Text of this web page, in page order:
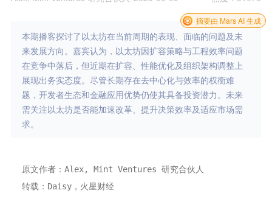
本期播客探讨了以太坊在当前周期的表现、面临的问题及未
来发展方向。嘉宾认为，以太坊因扩容策略与工程效率问题
在竞争中落后，但近期在扩容、性能优化及组织架构调整上
展现出务实态度。尽管长期存在去中心化与效率的权衡难
题，开发者生态和金融应用优势仍使其具备投资潜力。未来
需关注以太坊是否能加速改革、提升决策效率及适应市场需
求。
摘要由 Mars AI 生成
原文作者：Alex, Mint Ventures 研究合伙人
转载：Daisy，火星财经